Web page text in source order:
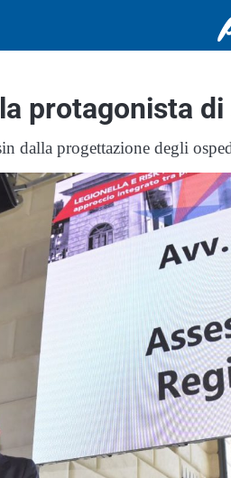
protagonista
dalla progettazione degli